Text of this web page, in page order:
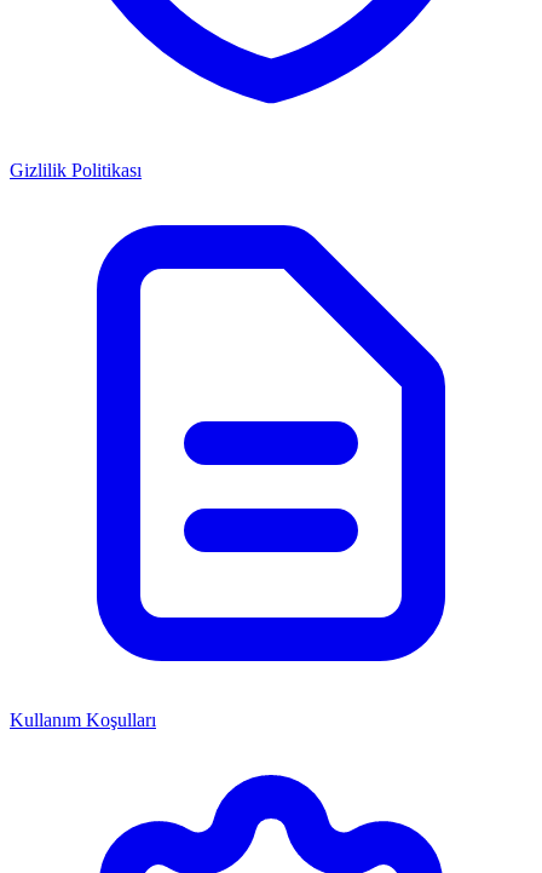
Gizlilik Politikası
Kullanım Koşulları